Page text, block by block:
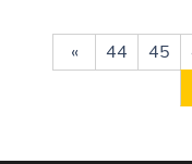
« 44 45